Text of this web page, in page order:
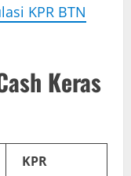
KPR BTN
Keras
KPR